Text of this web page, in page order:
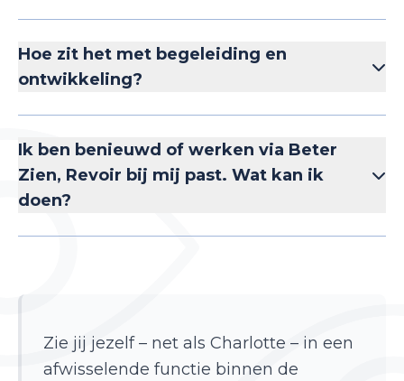
Hoe zit het met begeleiding en
ontwikkeling?
Ik ben benieuwd of werken via Beter
Zien, Revoir bij mij past. Wat kan ik
doen?
Zie jij jezelf – net als Charlotte – in een
afwisselende functie binnen de